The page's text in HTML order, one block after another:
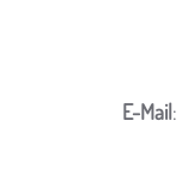
E-Mail: